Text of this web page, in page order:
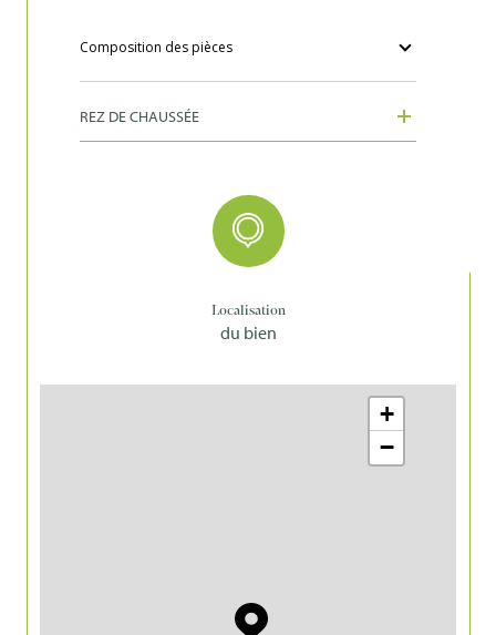
Composition des pièces
REZ DE CHAUSSÉE
Localisation
du bien
+
−